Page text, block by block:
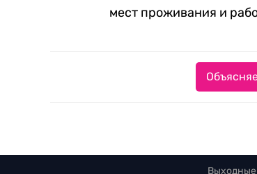
мест проживания и